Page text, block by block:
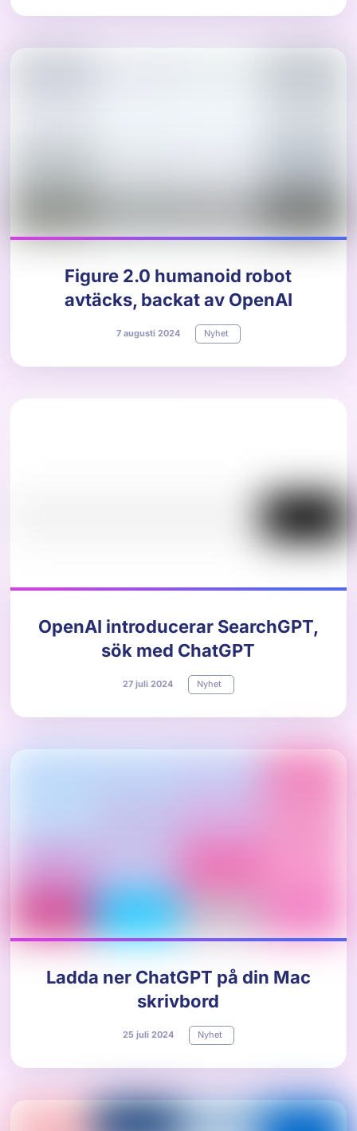
Figure 2.0 humanoid robot
avtäcks, backat av OpenAI
7 augusti 2024 Nyhet
OpenAI introducerar SearchGPT,
sök med ChatGPT
27 juli 2024 Nyhet
Ladda ner ChatGPT på din Mac
skrivbord
25 juli 2024 Nyhet